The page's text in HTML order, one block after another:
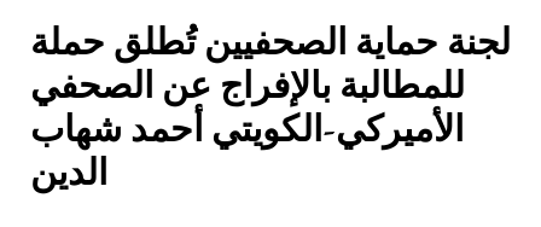
لجنة حماية الصحفيين تُطلق حملة
للمطالبة بالإفراج عن الصحفي
الأميركي-الكويتي أحمد شهاب
الدين